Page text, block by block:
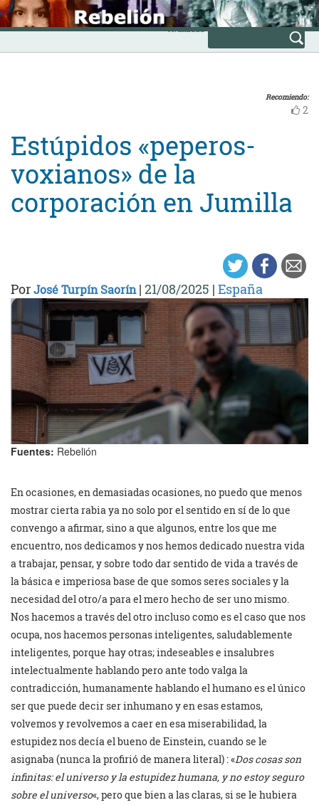
Skip
to
content
INICIO
Avanzada
Recomiendo:
2
Estúpidos «peperos-
voxianos» de la
corporación en Jumilla
PorJosé Turpín Saorín| 21/08/2025 | España
Fuentes: Rebelión
En ocasiones, en demasiadas ocasiones, no puedo que menos
mostrar cierta rabia ya no solo por el sentido en sí de lo que
convengo a afirmar, sino a que algunos, entre los que me
encuentro, nos dedicamos y nos hemos dedicado nuestra vida
a trabajar, pensar, y sobre todo dar sentido de vida a través de
la básica e imperiosa base de que somos seres sociales y la
necesidad del otro/a para el mero hecho de ser uno mismo.
Nos hacemos a través del otro incluso como es el caso que nos
ocupa, nos hacemos personas inteligentes, saludablemente
inteligentes, porque hay otras; indeseables e insalubres
intelectualmente hablando pero ante todo valga la
contradicción, humanamente hablando el humano es el único
ser que puede decir ser inhumano y en esas estamos,
volvemos y revolvemos a caer en esa miserabilidad, la
estupidez nos decía el bueno de Einstein, cuando se le
asignaba (nunca la profirió de manera literal) : «Dos cosas son
infinitas: el universo y la estupidez humana, y no estoy seguro
sobre el universo«, pero que bien a las claras, si se le hubiera